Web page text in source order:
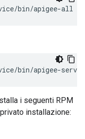
bin/apigee-all
bin/apigee-
i seguenti RPM
installazione: